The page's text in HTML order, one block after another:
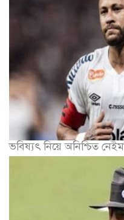
ভবিষ্যৎ নিয়ে অনিশ্চিত